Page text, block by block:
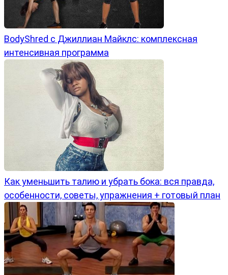
BodyShred с Джиллиан Майклс: комплексная
интенсивная программа
Как уменьшить талию и убрать бока: вся правда,
особенности, советы, упражнения + готовый план